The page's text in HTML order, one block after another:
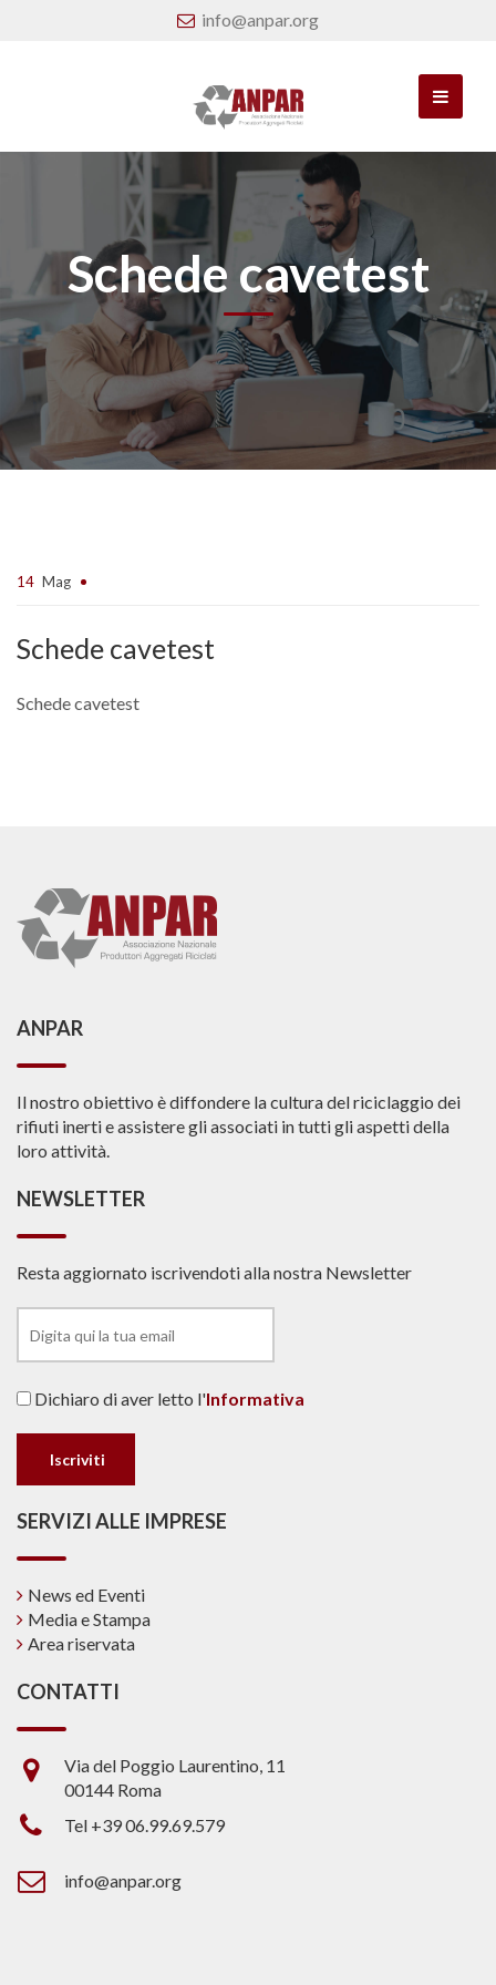
info@anpar.org
Schede cavetest
14 Mag
Schede cavetest
Schede cavetest
ANPAR
Il nostro obiettivo è diffondere la cultura del riciclaggio dei
rifiuti inerti e assistere gli associati in tutti gli aspetti della
loro attività.
NEWSLETTER
Resta aggiornato iscrivendoti alla nostra Newsletter
Dichiaro di aver letto l'Informativa
SERVIZI ALLE IMPRESE
News ed Eventi
Media e Stampa
Area riservata
CONTATTI
Via del Poggio Laurentino, 11
00144 Roma
Tel +39 06.99.69.579
info@anpar.org